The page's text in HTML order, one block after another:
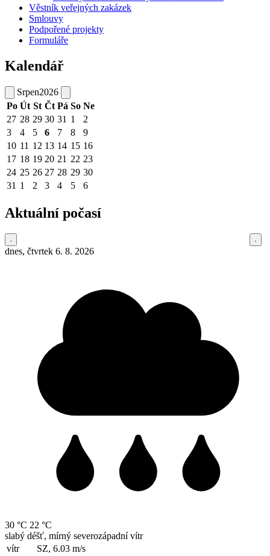
Věstník veřejných zakázek
Smlouvy
Podpořené projekty
Formuláře
Kalendář
Srpen2026
Po Út St Čt Pá So Ne
27 28 29 30 31 1
2
3
4 5 6 7 8
9
10 11 12 13 14 15 16
17 18 19 20 21 22 23
24 25 26 27 28 29 30
31 1 2 3 4 5 6
Aktuální počasí
dnes, čtvrtek 6. 8. 2026
30 °C 22 °C
slabý déšť, mírný severozápadní vítr
vítr
SZ, 6.03 m/s